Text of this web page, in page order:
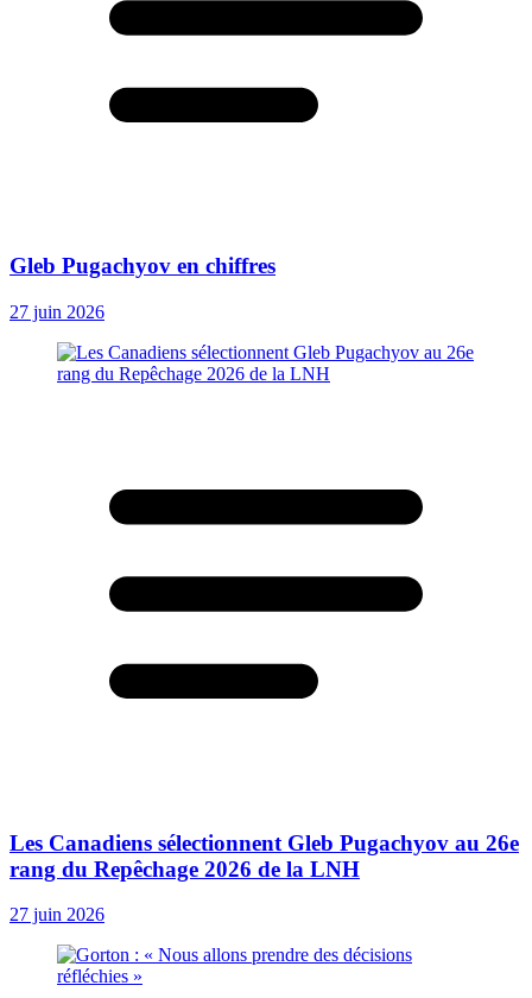
Gleb Pugachyov en chiffres
27 juin 2026
Les Canadiens sélectionnent Gleb Pugachyov au 26e
rang du Repêchage 2026 de la LNH
27 juin 2026